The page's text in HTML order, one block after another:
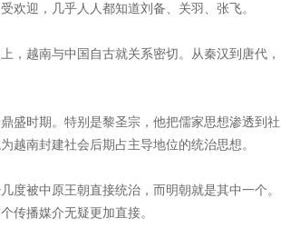
欢迎，几乎人人都知道刘备、关羽、张飞。
，越南与中国自古就关系密切。从秦汉到唐代，
盛时期。特别是黎圣宗，他把儒家思想渗透到社
越南封建社会后期占主导地位的统治思想。
度被中原王朝直接统治，而明朝就是其中一个。
传播媒介无疑更加直接。